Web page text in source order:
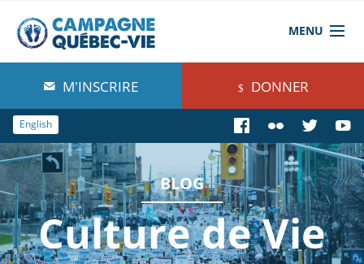
MENU
À propos de nous
Blog
Comprendre
Agir
Boutique
M'INSCRIRE DONNER
English
BLOG
Culture de Vie